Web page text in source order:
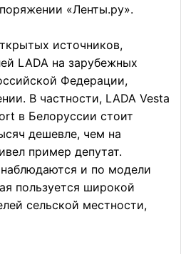
«Ленты.ру».
источников,
LADA на зарубежных
Федерации,
В частности, LADA Vesta
в Белоруссии стоит
дешевле, чем на
пример депутат.
и по модели
пользуется широкой
сельской местности,